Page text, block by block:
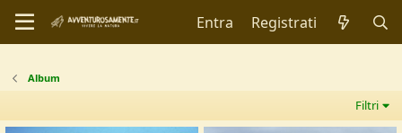
Entra Registrati
Album
Filtri